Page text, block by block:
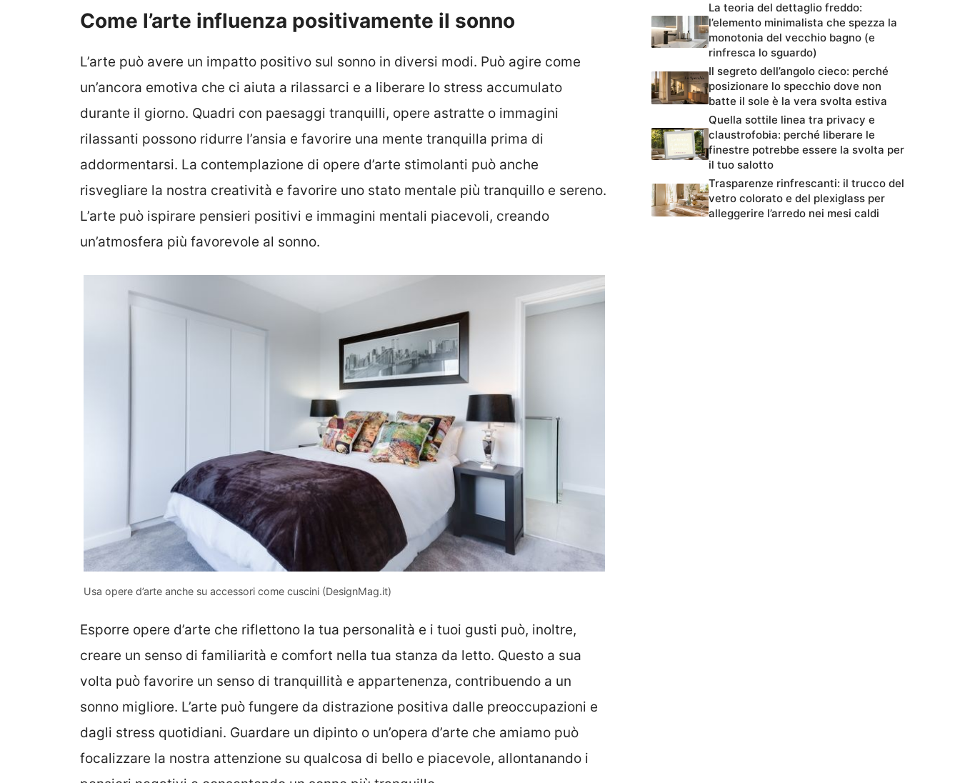
Come l’arte influenza positivamente il sonno
L’arte può avere un impatto positivo sul sonno in diversi modi. Può agire come
un’ancora emotiva che ci aiuta a rilassarci e a liberare lo stress accumulato
durante il giorno. Quadri con paesaggi tranquilli, opere astratte o immagini
rilassanti possono ridurre l’ansia e favorire una mente tranquilla prima di
addormentarsi. La contemplazione di opere d’arte stimolanti può anche
risvegliare la nostra creatività e favorire uno stato mentale più tranquillo e sereno.
L’arte può ispirare pensieri positivi e immagini mentali piacevoli, creando
un’atmosfera più favorevole al sonno.
Usa opere d’arte anche su accessori come cuscini (DesignMag.it)
Esporre opere d’arte che riflettono la tua personalità e i tuoi gusti può, inoltre,
creare un senso di familiarità e comfort nella tua stanza da letto. Questo a sua
volta può favorire un senso di tranquillità e appartenenza, contribuendo a un
sonno migliore. L’arte può fungere da distrazione positiva dalle preoccupazioni e
dagli stress quotidiani. Guardare un dipinto o un’opera d’arte che amiamo può
focalizzare la nostra attenzione su qualcosa di bello e piacevole, allontanando i
La teoria del dettaglio freddo:
l’elemento minimalista che spezza la
monotonia del vecchio bagno (e
rinfresca lo sguardo)
Il segreto dell’angolo cieco: perché
posizionare lo specchio dove non
batte il sole è la vera svolta estiva
Quella sottile linea tra privacy e
claustrofobia: perché liberare le
finestre potrebbe essere la svolta per
il tuo salotto
Trasparenze rinfrescanti: il trucco del
vetro colorato e del plexiglass per
alleggerire l’arredo nei mesi caldi